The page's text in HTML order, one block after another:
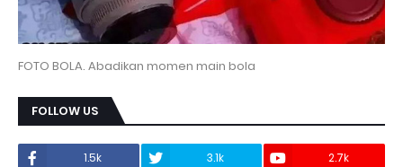
FOTO BOLA. Abadikan momen main bola
FOLLOW US
1.5k 3.1k
2.7k